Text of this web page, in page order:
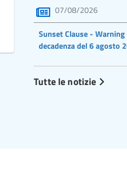
07/08/2026
Sunset Clause -
decadenza del 6 agosto
Tutte le notizie